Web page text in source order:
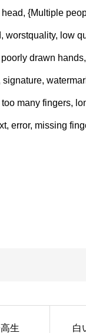
{Multiple
low
drawn
many fingers,
error, missing
生 白